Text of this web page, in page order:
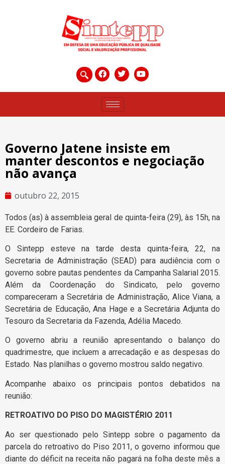
Governo Jatene insiste em
manter descontos e negociação
não avança
outubro 22, 2015
Todos (as) à assembleia geral de quinta-feira (29), às 15h, na
EE. Cordeiro de Farias.
O Sintepp esteve na tarde desta quinta-feira, 22, na
Secretaria de Administração (SEAD) para audiência com o
governo sobre pautas pendentes da Campanha Salarial 2015.
Além da Coordenação do Sindicato, pelo governo
compareceram a Secretária de Administração, Alice Viana, a
Secretária de Educação, Ana Hage e a Secretária Adjunta do
Tesouro da Secretaria da Fazenda, Adélia Macedo.
O governo abriu a reunião apresentando o balanço do
quadrimestre, que incluem a arrecadação e as despesas do
Estado. Nas planilhas o governo mostrou saldo negativo.
Acompanhe abaixo os principais pontos debatidos na
reunião:
RETROATIVO DO PISO DO MAGISTÉRIO 2011
Ao ser questionado pelo Sintepp sobre o pagamento da
parcela do retroativo do Piso 2011, o governo informou que
diante do déficit na receita não pagará na folha deste mês a